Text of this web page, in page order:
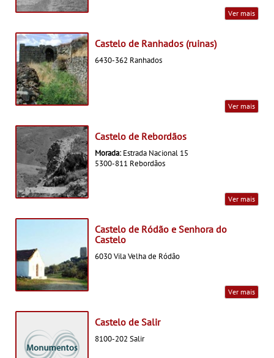
Ver mais
Castelo de Ranhados (ruinas)
6430-362 Ranhados
Ver mais
Castelo de Rebordãos
Morada: Estrada Nacional 15
5300-811 Rebordãos
Ver mais
Castelo de Ródão e Senhora do
Castelo
6030 Vila Velha de Ródão
Ver mais
Castelo de Salir
8100-202 Salir